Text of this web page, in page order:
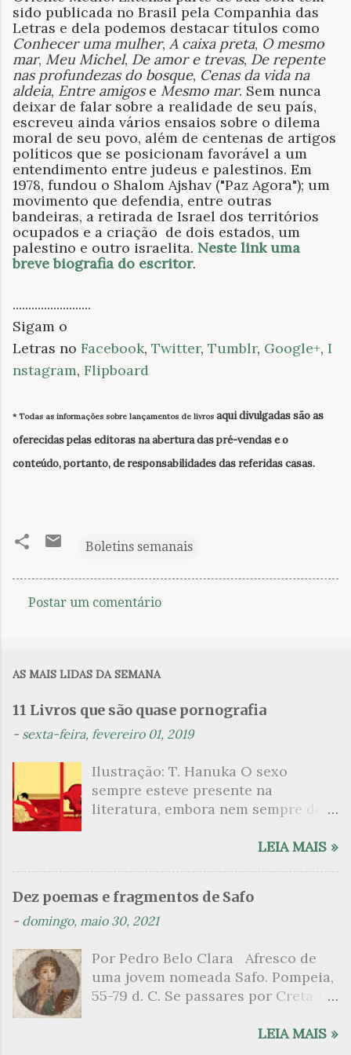
sido publicada no Brasil pela Companhia das
Letras​ e dela podemos destacar títulos como
Conhecer uma mulher, A caixa preta, O mesmo
mar, Meu Michel, De amor e trevas, De repente
nas profundezas do bosque, Cenas da vida na
aldeia, Entre amigose Mesmo mar. Sem nunca
deixar de falar sobre a realidade de seu país,
escreveu ainda vários ensaios sobre o dilema
moral de seu povo, além de centenas de artigos
políticos que se posicionam favorável a um
entendimento entre judeus e palestinos. Em
1978, fundou o Shalom Ajshav ("Paz Agora"); um
movimento que defendia, entre outras
bandeiras, a retirada de Israel dos territórios
ocupados e a criação de dois estados, um
palestino e outro israelita. Neste link uma
breve biografia do escritor.
.........................
Sigam o
Letras no Facebook, Twitter, Tumblr, Google+, I
nstagram, Flipboard
* Todas as informações sobre lançamentos de livros aqui divulgadassão as
oferecidas pelas editoras na abertura das pré-vendas e o
conteúdo, portanto, de responsabilidades das referidas casas.
Boletins semanais
n
t
i
o
Postar um comentário
AS MAIS LIDAS DA SEMANA
11 Livros que são quase pornografia
- sexta-feira, fevereiro 01, 2019
Ilustração: T. Hanuka O sexo
sempre esteve presente na
literatura, embora nem sempre de
que mergulharam em sua própria
psicanalítico e findaram por revelar
a partir dessa intimidade o lado
apresenta um conjunto de livros
nos quais os escritores se
desnudam, livros que dispensam o
tom. Christine Angot, até o presente
LEIA MAIS »
Dez poemas e fragmentos de Safo
- domingo, maio 30, 2021
Por Pedro Belo Clara Afresco de
uma jovem nomeada Safo. Pompeia,
55-79 d. C. Se passares por Creta 1
grato é o pomar de macieiras e do
LEIA MAIS »